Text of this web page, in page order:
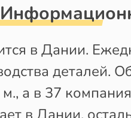
в Дании.
м., а в 37
в Дании,